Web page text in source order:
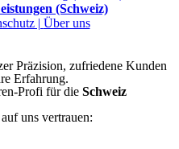
(Schweiz)
| Über uns
Präzision, zufriedene Kunden
Erfahrung.
Profi für die Schweiz
uns vertrauen: